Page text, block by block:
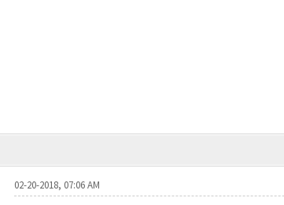
02-20-2018, 07:06 AM